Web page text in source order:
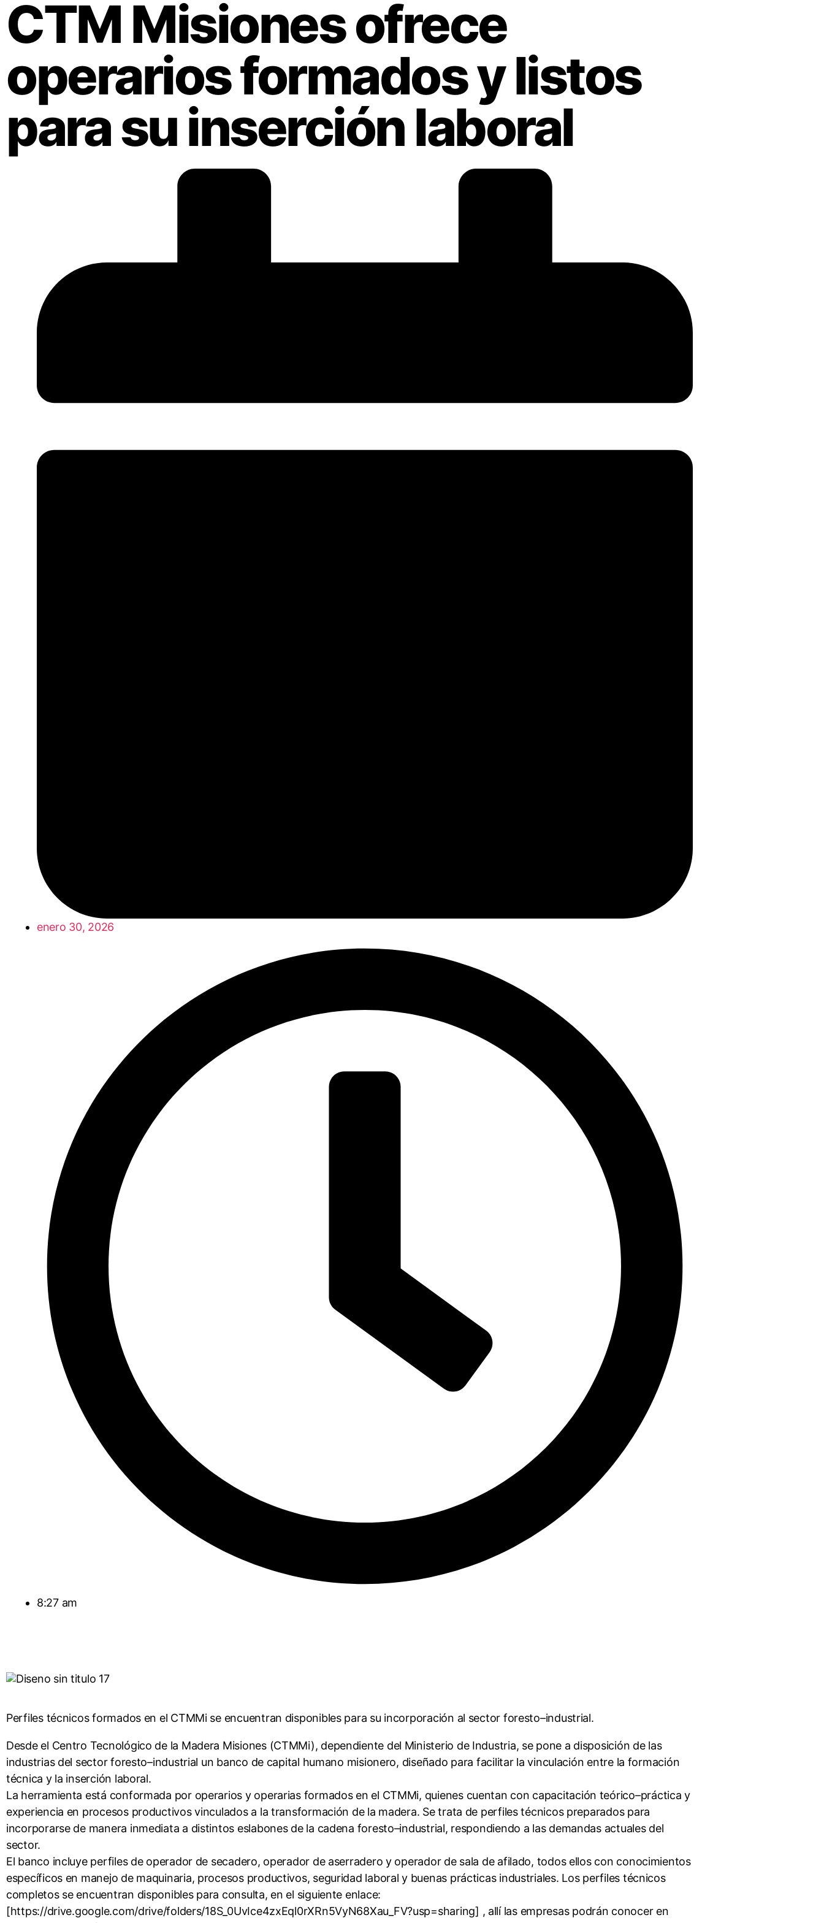
CTM Misiones ofrece
operarios formados y listos
para su inserción laboral
enero 30, 2026
8:27 am
Perfiles técnicos formados en el CTMMi se encuentran disponibles para su incorporación al sector foresto–industrial.
Desde el Centro Tecnológico de la Madera Misiones (CTMMi), dependiente del Ministerio de Industria, se pone a disposición de las
industrias del sector foresto–industrial un banco de capital humano misionero, diseñado para facilitar la vinculación entre la formación
técnica y la inserción laboral.
La herramienta está conformada por operarios y operarias formados en el CTMMi, quienes cuentan con capacitación teórico–práctica y
experiencia en procesos productivos vinculados a la transformación de la madera. Se trata de perfiles técnicos preparados para
incorporarse de manera inmediata a distintos eslabones de la cadena foresto–industrial, respondiendo a las demandas actuales del
sector.
El banco incluye perfiles de operador de secadero, operador de aserradero y operador de sala de afilado, todos ellos con conocimientos
específicos en manejo de maquinaria, procesos productivos, seguridad laboral y buenas prácticas industriales. Los perfiles técnicos
completos se encuentran disponibles para consulta, en el siguiente enlace:
[https://drive.google.com/drive/folders/18S_0UvIce4zxEql0rXRn5VyN68Xau_FV?usp=sharing] , allí las empresas podrán conocer en